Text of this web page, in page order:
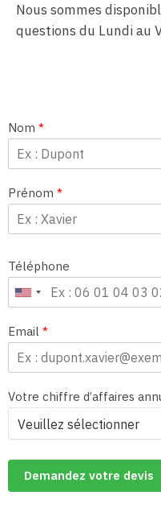
Nous sommes
questions du Lundi au
Nom *
Prénom *
Téléphone
Email *
Votre chiffre d’affaires
Demandez votre devis